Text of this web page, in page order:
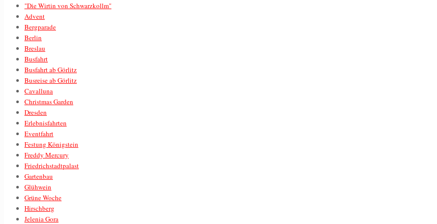
"Die Wirtin von Schwarzkollm"
Advent
Bergparade
Berlin
Breslau
Busfahrt
Busfahrt ab Görlitz
Busreise ab Görlitz
Cavalluna
Christmas Garden
Dresden
Erlebnisfahrten
Eventfahrt
Festung Königstein
Freddy Mercury
Friedrichstadtpalast
Gartenbau
Glühwein
Grüne Woche
Hirschberg
Jelenia Gora